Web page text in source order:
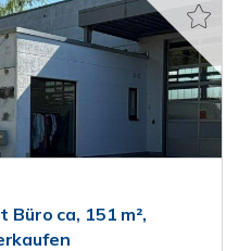
Büro ca, 151 m²,